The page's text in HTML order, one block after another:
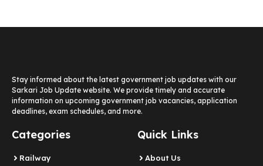
Stay informed about the latest government job updates with our
Sarkari Job Update website. We provide timely and accurate
information on upcoming government job vacancies, application
deadlines, exam schedules, and more.
Categories
Railway
Quick Links
About Us